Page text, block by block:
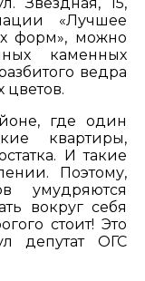
«Лучшее
форм», можно
каменных
ведра
цветов.
где один
квартиры,
И такие
Поэтому,
умудряются
вокруг себя
стоит! Это
депутат ОГС